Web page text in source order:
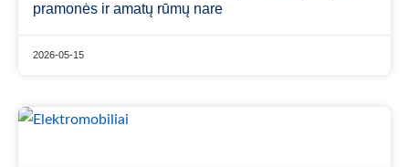
pramonės ir amatų rūmų nare
2026-05-15